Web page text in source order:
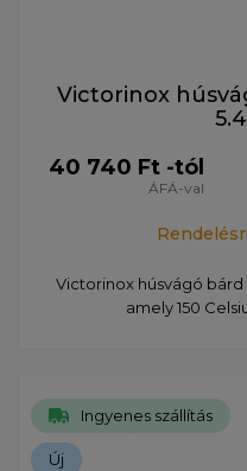
Victorinox
40 740 Ft -tól
ÁFÁ-val
Victorinox húsvágó
amely 150
Ingyenes szállítás
Új